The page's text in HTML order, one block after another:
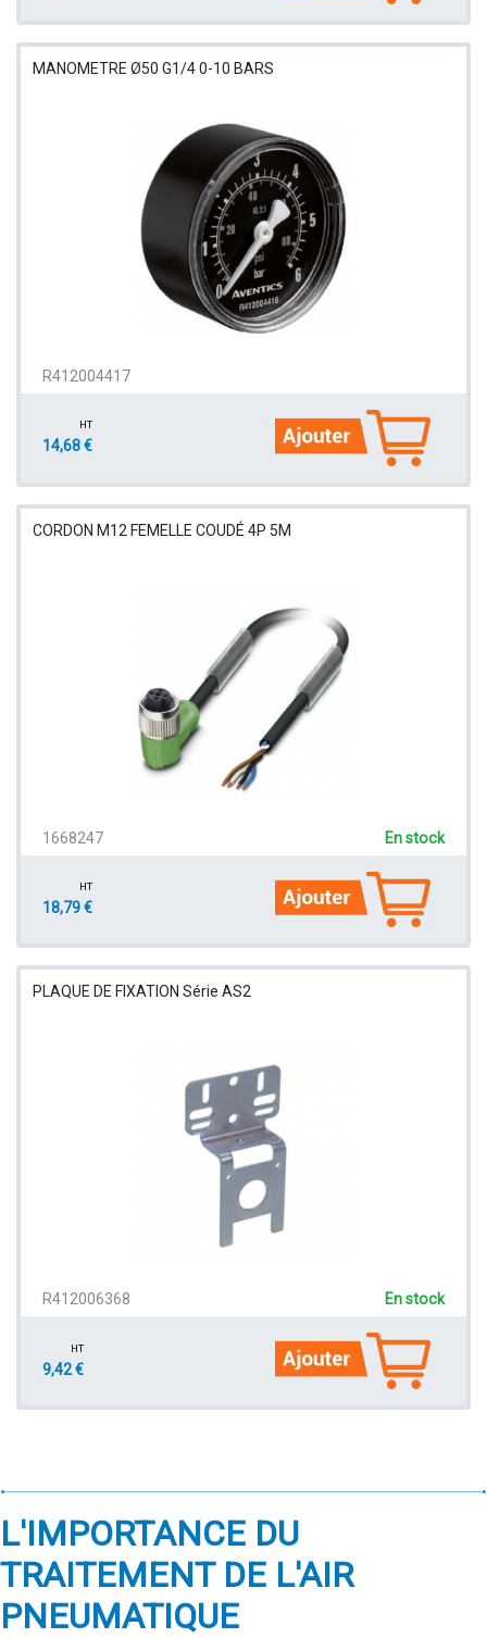
MANOMETRE Ø50 G1/4 0-10 BARS
R412004417
HT
14,68 €
CORDON M12 FEMELLE COUDÉ 4P 5M
1668247 En stock
HT
18,79 €
PLAQUE DE FIXATION Série AS2
R412006368 En stock
HT
9,42 €
L'IMPORTANCE DU
TRAITEMENT DE L'AIR
PNEUMATIQUE